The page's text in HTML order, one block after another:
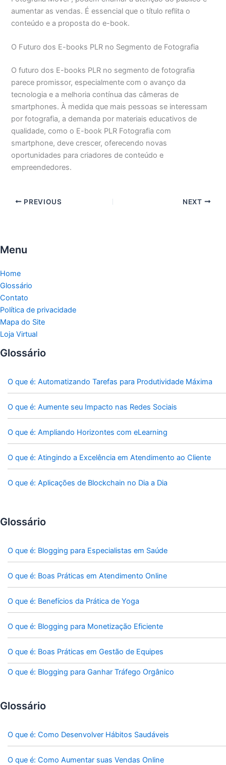
aumentar as vendas. É essencial que o título reflita o
conteúdo e a proposta do e-book.
O Futuro dos E-books PLR no Segmento de Fotografia
O futuro dos E-books PLR no segmento de fotografia
parece promissor, especialmente com o avanço da
tecnologia e a melhoria contínua das câmeras de
smartphones. À medida que mais pessoas se interessam
por fotografia, a demanda por materiais educativos de
qualidade, como o E-book PLR Fotografia com
smartphone, deve crescer, oferecendo novas
oportunidades para criadores de conteúdo e
empreendedores.
PREVIOUS NEXT
Menu
Home
Glossário
Contato
Política de privacidade
Mapa do Site
Loja Virtual
Glossário
O que é: Automatizando Tarefas para Produtividade Máxima
O que é: Aumente seu Impacto nas Redes Sociais
O que é: Ampliando Horizontes com eLearning
O que é: Atingindo a Excelência em Atendimento ao Cliente
O que é: Aplicações de Blockchain no Dia a Dia
Glossário
O que é: Blogging para Especialistas em Saúde
O que é: Boas Práticas em Atendimento Online
O que é: Benefícios da Prática de Yoga
O que é: Blogging para Monetização Eficiente
O que é: Boas Práticas em Gestão de Equipes
O que é: Blogging para Ganhar Tráfego Orgânico
Glossário
O que é: Como Desenvolver Hábitos Saudáveis
O que é: Como Aumentar suas Vendas Online